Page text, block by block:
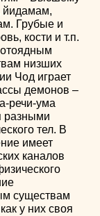
йидамам,
Грубые и
кости и т.п.
низших
Чод играет
демонов –
речи-ума
разными
тел. В
имеет
каналов
существам
у них своя